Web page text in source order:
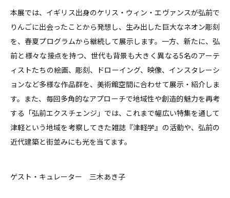
本展では、イギリス出身のケリス・ウィン・エヴァンスが弘前で
りんごに出会ったことから発想し、生み出した巨大なネオン彫刻
を、春夏プログラムから継続して展示します。一方、新たに、弘
前と様々な接点を持つ、世代も背景も大きく異なる5名のアーテ
ィストたちの絵画、彫刻、ドローイング、映像、インスタレーシ
ョンなど多様な作品群を、美術館空間に合わせて展示・紹介しま
す。また、毎回多角的なアプローチで地域性や創造的魅力を再考
する「弘前エクスチェンジ」では、これまで幅広い特集を通して
津軽という地域を考察してきた雑誌『津軽学』の活動や、弘前の
近代建築と街並みにも光を当てます。
ゲスト・キュレーター 三木あき子